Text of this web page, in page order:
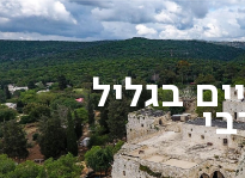
בגליל